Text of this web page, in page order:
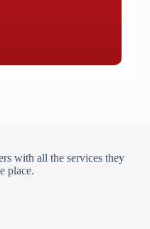
with all the services they
place.